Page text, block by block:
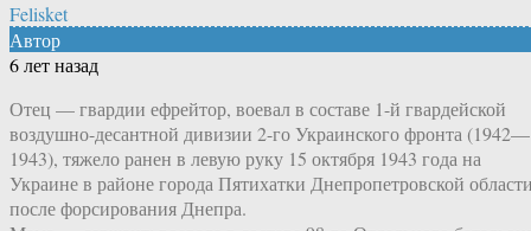
Felisket
Автор
6 лет назад
Отец — гвардии ефрейтор, воевал в составе 1-й гвардейской
воздушно-десантной дивизии 2-го Украинского фронта (1942—
1943), тяжело ранен в левую руку 15 октября 1943 года на
Украине в районе города Пятихатки Днепропетровской
после форсирования Днепра.